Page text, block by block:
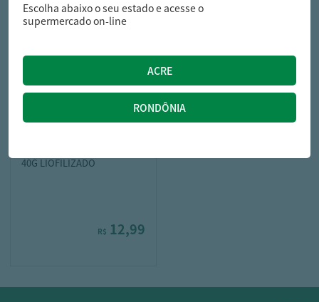
40G LIOFILIZADO
R$ 12,99
Escolha abaixo o seu estado e acesse o
supermercado on-line